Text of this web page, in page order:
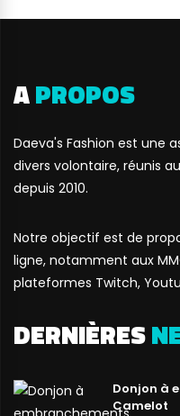
APROPOS
Daeva's Fashion est une
divers volontaire, réunis
depuis 2010.
Notre objectif est de
ligne, notamment aux
plateformes Twitch,
DERNIÈRES
Donjon à
Camelot